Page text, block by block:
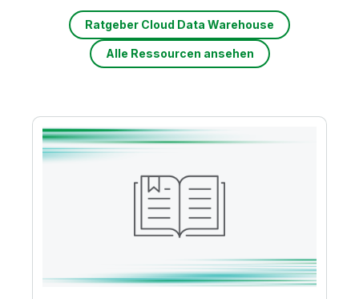
Ratgeber Cloud Data Warehouse
Alle Ressourcen ansehen